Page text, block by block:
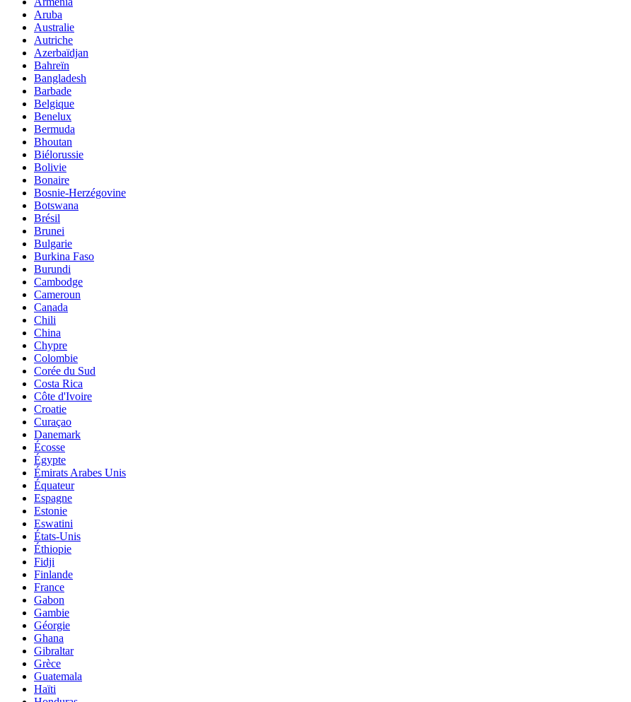
Aruba
Australie
Autriche
Azerbaïdjan
Bahreïn
Bangladesh
Barbade
Belgique
Benelux
Bermuda
Bhoutan
Biélorussie
Bolivie
Bonaire
Bosnie-Herzégovine
Botswana
Brésil
Brunei
Bulgarie
Burkina Faso
Burundi
Cambodge
Cameroun
Canada
Chili
China
Chypre
Colombie
Corée du Sud
Costa Rica
Côte d'Ivoire
Croatie
Curaçao
Danemark
Écosse
Égypte
Émirats Arabes Unis
Équateur
Espagne
Estonie
Eswatini
États-Unis
Éthiopie
Fidji
Finlande
France
Gabon
Gambie
Géorgie
Ghana
Gibraltar
Grèce
Guatemala
Haïti